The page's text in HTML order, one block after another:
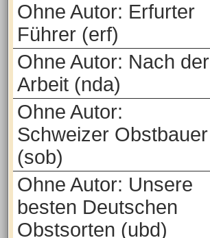
Ohne Autor: Erfurter
Führer (erf)
Ohne Autor: Nach der
Arbeit (nda)
Ohne Autor:
Schweizer Obstbauer
(sob)
Ohne Autor: Unsere
besten Deutschen
Obstsorten (ubd)